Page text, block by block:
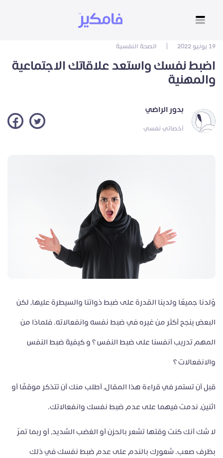
19 يونيو 2022 الصحة النفسية
اضبط نفسك واستعد علاقاتك الاجتماعية
والمهنية
بدور الراضي
أخصائي نفسي
وُلدنا جميعًا ولدينا القدرة على ضبط ذواتنا والسيطرة عليها، لكن
البعض ينجح أكثر من غيره في ضبط نفسه وانفعالاته. فلماذا من
المهم تدريب أنفسنا على ضبط النفس ؟ و كيفية ضبط النفس
والانفعالات ؟
قبل أن تستمر في قراءة هذا المقال، أطلب منك أن تتذكر موقفًا أو
اثنين، ندمت فيهما على عدم ضبط نفسك وانفعالاتك.
لا شك أنك كنت وقتها تشعر بالحزن أو الغضب الشديد، أو ربما تمرّ
بظرف صعب. شعورك بالندم على عدم ضبط نفسك في ذلك